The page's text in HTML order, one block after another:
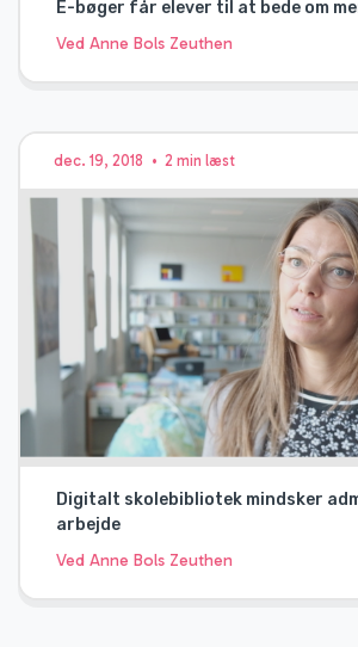
E-bøger får elever til at bede om
Ved Anne Bols Zeuthen
dec. 19, 2018 • 2 min læst
Digitalt skolebibliotek mindsker
arbejde
Ved Anne Bols Zeuthen